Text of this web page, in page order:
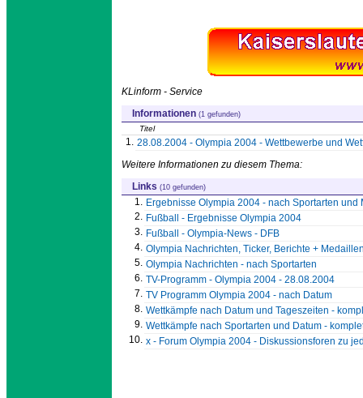
KLinform - Service
Informationen (1 gefunden)
Titel
1. 28.08.2004 - Olympia 2004 - Wettbewerbe und
Weitere Informationen zu diesem Thema:
Links (10 gefunden)
1. Ergebnisse Olympia 2004 - nach Sportarten
2. Fußball - Ergebnisse Olympia 2004
3. Fußball - Olympia-News - DFB
4. Olympia Nachrichten, Ticker, Berichte +
5. Olympia Nachrichten - nach Sportarten
6. TV-Programm - Olympia 2004 - 28.08.2004
7. TV Programm Olympia 2004 - nach Datum
8. Wettkämpfe nach Datum und Tageszeiten -
9. Wettkämpfe nach Sportarten und Datum -
10. x - Forum Olympia 2004 - Diskussionsforen zu